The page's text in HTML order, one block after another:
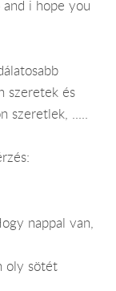
i hope you
szeretek és
szeretlek, .....
nappal van,
oly sötét